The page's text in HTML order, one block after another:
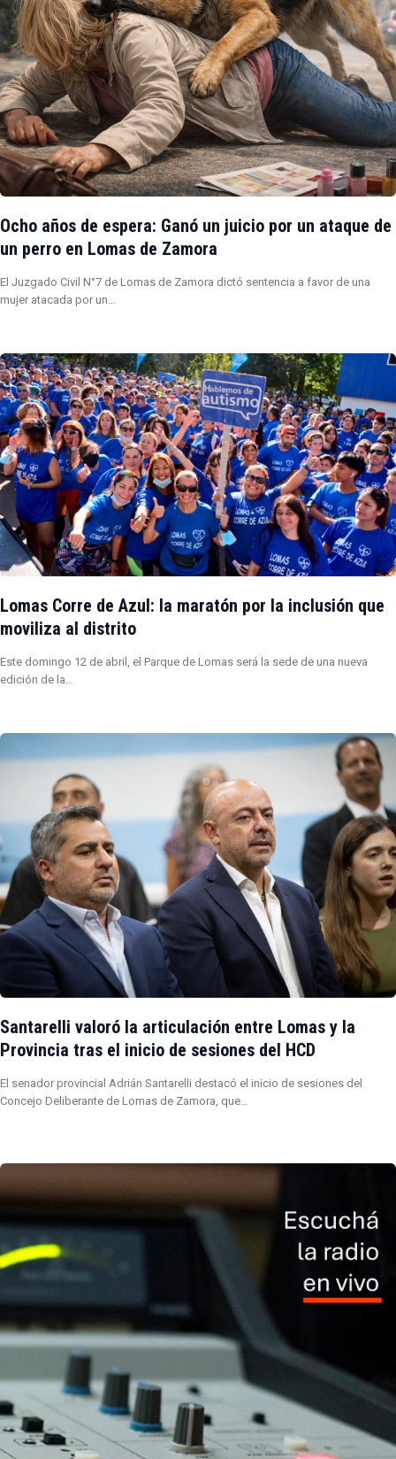
Ocho años de espera: Ganó un juicio por un ataque de
un perro en Lomas de Zamora
El Juzgado Civil N°7 de Lomas de Zamora dictó sentencia a favor de una
mujer atacada por un…
Lomas Corre de Azul: la maratón por la inclusión que
moviliza al distrito
Este domingo 12 de abril, el Parque de Lomas será la sede de una nueva
edición de la…
Santarelli valoró la articulación entre Lomas y la
Provincia tras el inicio de sesiones del HCD
El senador provincial Adrián Santarelli destacó el inicio de sesiones del
Concejo Deliberante de Lomas de Zamora, que…